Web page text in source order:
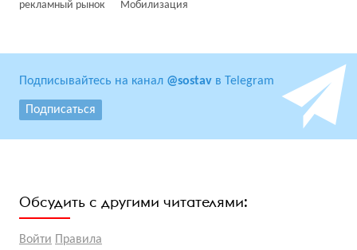
рекламный рынок Мобилизация
Подписывайтесь на канал @sostav в Telegram
Подписаться
Обсудить с другими читателями:
Войти Правила